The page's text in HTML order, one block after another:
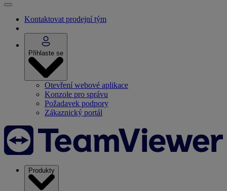
Kontaktovat prodejní tým
Přihlaste se
Otevření webové aplikace
Konzole pro správu
Požadavek podpory
Zákaznický portál
Produkty